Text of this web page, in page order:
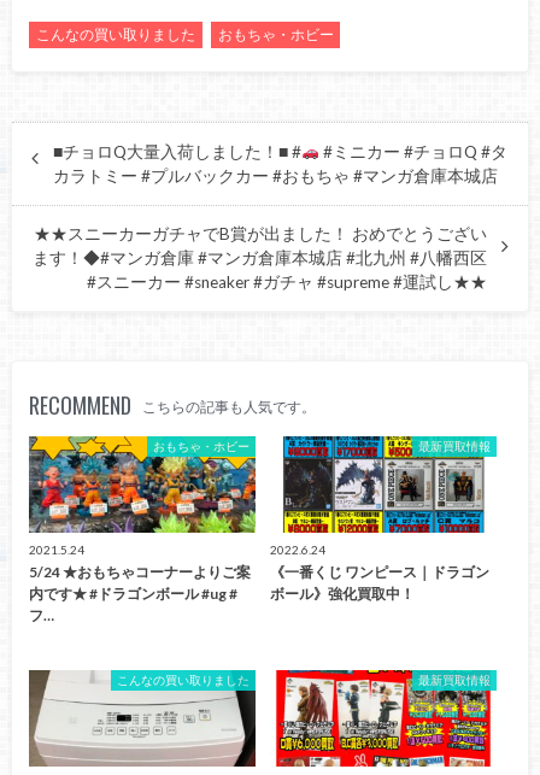
こんなの買い取りました おもちゃ・ホビー
■チョロQ大量入荷しました！■ #
#ミニカー #チョロQ #タ
カラトミー #プルバックカー #おもちゃ #マンガ倉庫本城店
★★スニーカーガチャでB賞が出ました！ おめでとうござい
ます！◆#マンガ倉庫 #マンガ倉庫本城店 #北九州 #八幡西区
#スニーカー #sneaker #ガチャ #supreme #運試し★★
RECOMMEND こちらの記事も人気です。
おもちゃ・ホビー
2021.5.24
5/24 ★おもちゃコーナーよりご案
内です★ #ドラゴンボール #ug #
フ…
最新買取情報
2022.6.24
《一番くじ ワンピース｜ドラゴン
ボール》強化買取中！
こんなの買い取りました 最新買取情報